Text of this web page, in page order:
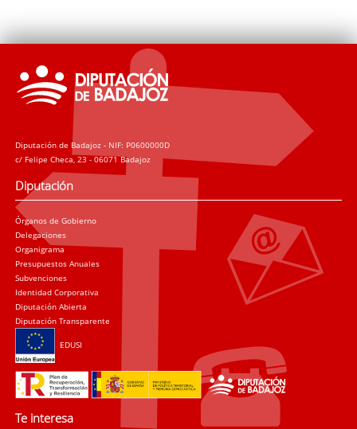
Diputación de Badajoz - NIF: P0600000D
c/ Felipe Checa, 23 - 06071 Badajoz
Diputación
Órganos de Gobierno
Delegaciones
Organigrama
Presupuestos Anuales
Subvenciones
Identidad Corporativa
Diputación Abierta
Diputación Transparente
EDUSI
Te interesa